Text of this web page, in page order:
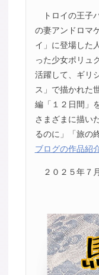
トロイの王子
の妻アンドロマ
イ」に登場した
った少女ポリュ
活躍して、ギリ
ス」で描かれた
編「１２日間」
さまざまに描い
るのに」「旅の
ブログの作品紹
２０２５年７